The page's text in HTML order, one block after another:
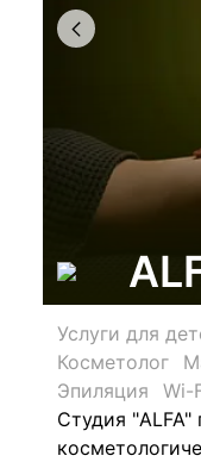
Услуги для
Косметолог
Эпиляция
Wi-
Студия